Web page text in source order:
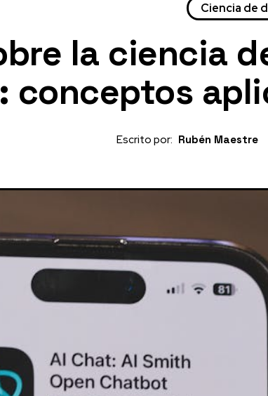
Ciencia de
la ciencia
conceptos
Escrito por: Rubén Maestre